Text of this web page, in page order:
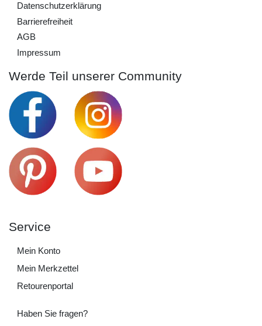
Daten­schutz­erklärung
Barrierefreiheit
AGB
Impressum
Werde Teil unserer Community
Service
Mein Konto
Mein Merkzettel
Retourenportal
Haben Sie fragen?